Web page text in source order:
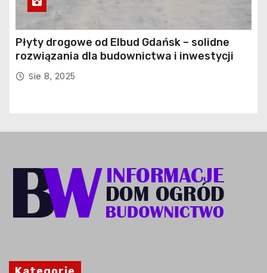
Płyty drogowe od Elbud Gdańsk – solidne
rozwiązania dla budownictwa i inwestycji
Sie 8, 2025